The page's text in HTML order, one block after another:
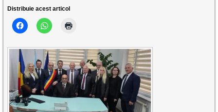
Distribuie acest articol